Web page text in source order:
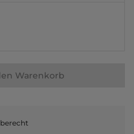
Warenkorb